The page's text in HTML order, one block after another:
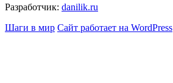
Разработчик: danilik.ru
Шаги в мир Сайт работает на WordPress